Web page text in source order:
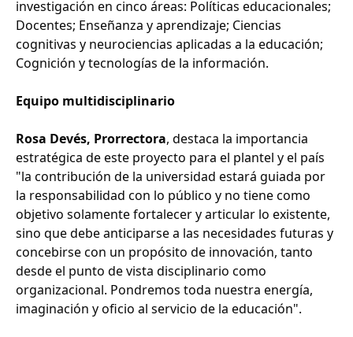
investigación en cinco áreas: Políticas educacionales;
Docentes; Enseñanza y aprendizaje; Ciencias
cognitivas y neurociencias aplicadas a la educación;
Cognición y tecnologías de la información.
Equipo multidisciplinario
Rosa Devés, Prorrectora, destaca la importancia
estratégica de este proyecto para el plantel y el país
"la contribución de la universidad estará guiada por
la responsabilidad con lo público y no tiene como
objetivo solamente fortalecer y articular lo existente,
sino que debe anticiparse a las necesidades futuras y
concebirse con un propósito de innovación, tanto
desde el punto de vista disciplinario como
organizacional. Pondremos toda nuestra energía,
imaginación y oficio al servicio de la educación".